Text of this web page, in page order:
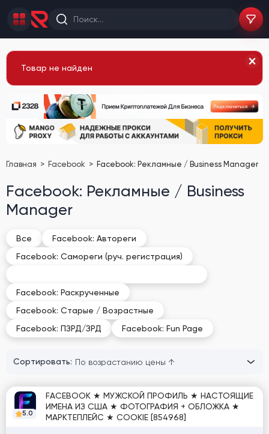
Товар не найден
Главная Facebook Facebook: Рекламные / Business Manager
Facebook: Рекламные / Business
Manager
Все
Facebook: Автореги
Facebook: Самореги (руч. регистрация)
Facebook: Раскрученные
Facebook: Старые / Возрастные
Facebook: ПЗРД/ЗРД
Facebook: Fun Page
Сортировать:
5.0
FACEBOOK ★ МУЖСКОЙ ПРОФИЛЬ ★ НАСТОЯЩИЕ
ИМЕНА ИЗ США ★ ФОТОГРАФИЯ + ОБЛОЖКА ★
МАРКТЕПЛЕЙС ★ COOKIE [854968]